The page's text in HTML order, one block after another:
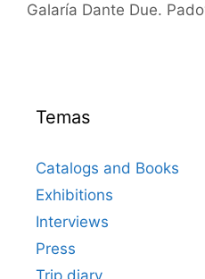
Galaría Dante Due.
Temas
Catalogs and Books
Exhibitions
Interviews
Press
Trip diary